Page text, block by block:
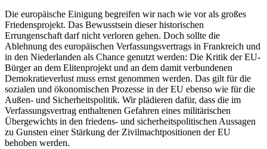
Die europäische Einigung begreifen wir nach wie vor als großes
Friedensprojekt. Das Bewusstsein dieser historischen
Errungenschaft darf nicht verloren gehen. Doch sollte die
Ablehnung des europäischen Verfassungsvertrags in Frankreich und
in den Niederlanden als Chance genutzt werden: Die Kritik der EU-
Bürger an dem Elitenprojekt und an dem damit verbundenen
Demokratieverlust muss ernst genommen werden. Das gilt für die
sozialen und ökonomischen Prozesse in der EU ebenso wie für die
Außen- und Sicherheitspolitik. Wir plädieren dafür, dass die im
Verfassungsvertrag enthaltenen Gefahren eines militärischen
Übergewichts in den friedens- und sicherheitspolitischen Aussagen
zu Gunsten einer Stärkung der Zivilmachtpositionen der EU
behoben werden.